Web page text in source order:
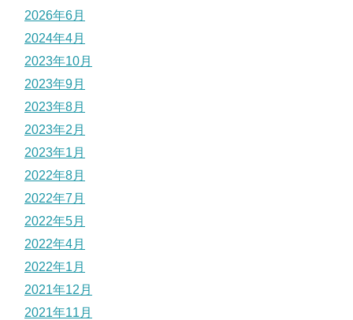
2026年6月
2024年4月
2023年10月
2023年9月
2023年8月
2023年2月
2023年1月
2022年8月
2022年7月
2022年5月
2022年4月
2022年1月
2021年12月
2021年11月